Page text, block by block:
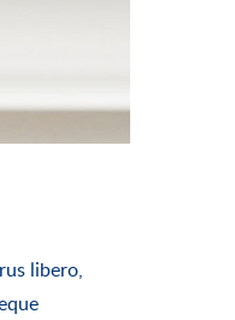
libero,